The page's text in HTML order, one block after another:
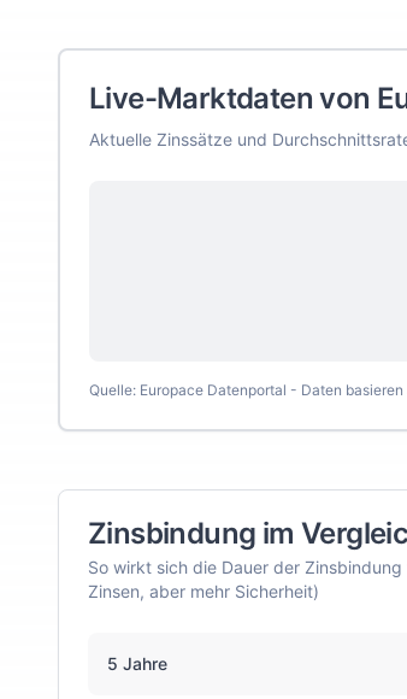
Live-Marktdaten von
Aktuelle Zinssätze und
Quelle: Europace Datenportal - Daten
Zinsbindung im
So wirkt sich die Dauer der
Zinsen, aber mehr Sicherheit)
5 Jahre